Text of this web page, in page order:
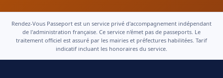
Rendez-Vous Passeport est un service privé d'accompagnement indépendant
de l'administration française. Ce service n'émet pas de passeports. Le
traitement officiel est assuré par les mairies et préfectures habilitées. Tarif
indicatif incluant les honoraires du service.